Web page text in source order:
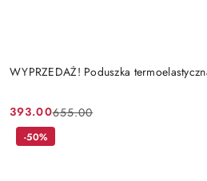
WYPRZEDAŻ! Poduszka
Cena
promocyjna:
393.00
Cena
przed
655.00
-50%